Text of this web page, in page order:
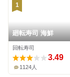
1
廻転寿司 海鮮
回転寿司
3.49
1124人